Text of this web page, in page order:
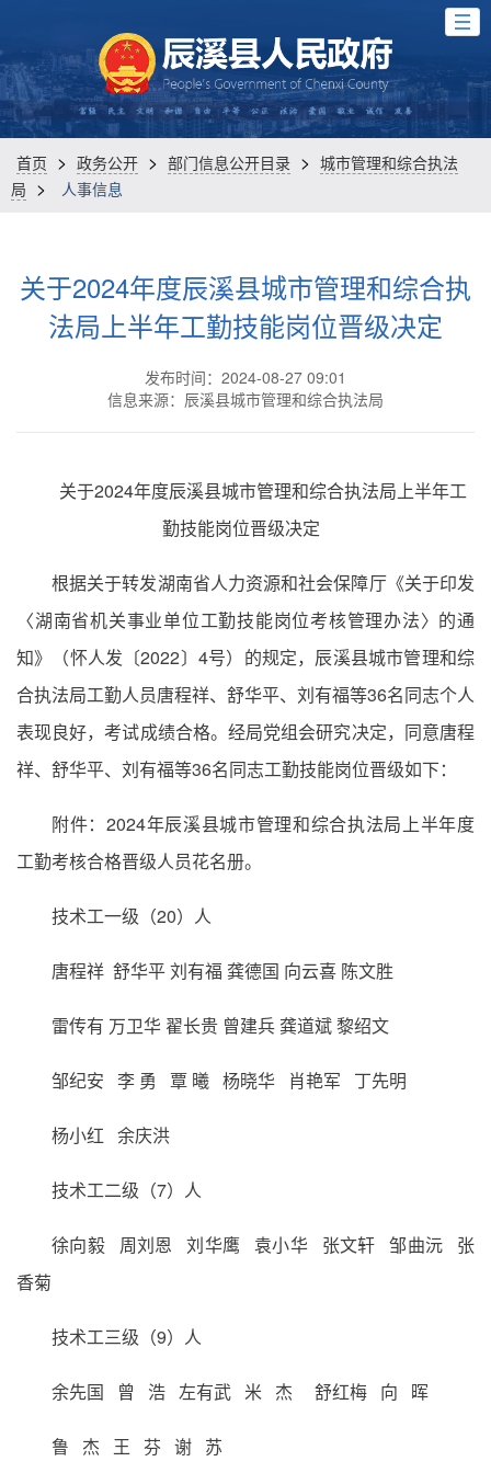
首页 > 政务公开 > 部门信息公开目录 > 城市管理和综合执法
局 > 人事信息
关于2024年度辰溪县城市管理和综合执
法局上半年工勤技能岗位晋级决定
发布时间：2024-08-27 09:01
信息来源：辰溪县城市管理和综合执法局
关于2024年度辰溪县城市管理和综合执法局上半年工
勤技能岗位晋级决定
根据关于转发湖南省人力资源和社会保障厅《关于印发
〈湖南省机关事业单位工勤技能岗位考核管理办法〉的通
知》（怀人发〔2022〕4号）的规定，辰溪县城市管理和综
合执法局工勤人员唐程祥、舒华平、刘有福等36名同志个人
表现良好，考试成绩合格。经局党组会研究决定，同意唐程
祥、舒华平、刘有福等36名同志工勤技能岗位晋级如下：
附件：2024年辰溪县城市管理和综合执法局上半年度
工勤考核合格晋级人员花名册。
技术工一级（20）人
唐程祥 舒华平 刘有福 龚德国 向云喜 陈文胜
雷传有 万卫华 翟长贵 曾建兵 龚道斌 黎绍文
邹纪安 李 勇 覃 曦 杨晓华 肖艳军 丁先明
杨小红 余庆洪
技术工二级（7）人
徐向毅 周刘恩 刘华鹰 袁小华 张文轩 邹曲沅 张
香菊
技术工三级（9）人
余先国 曾 浩 左有武 米 杰 舒红梅 向 晖
鲁 杰 王 芬 谢 苏